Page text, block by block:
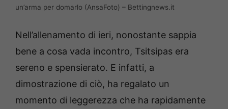
un’arma per domarlo (AnsaFoto) – Bettingnews.it
Nell’allenamento di ieri, nonostante sappia
bene a cosa vada incontro, Tsitsipas era
sereno e spensierato. E infatti, a
dimostrazione di ciò, ha regalato un
momento di leggerezza che ha rapidamente